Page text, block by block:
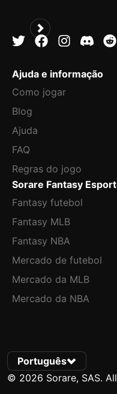
Ajuda e informação
Como jogar
Blog
Ajuda
FAQ
Regras do jogo
Sorare Fantasy
Fantasy futebol
Fantasy MLB
Fantasy NBA
Mercado de futebol
Mercado da MLB
Mercado da NBA
Português
© 2026 Sorare, SAS.